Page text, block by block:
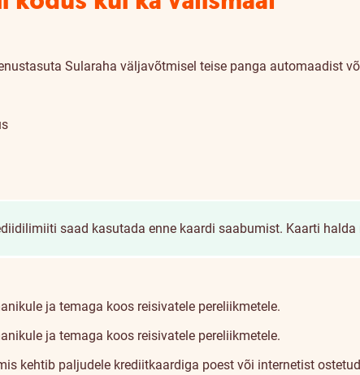
Sularaha väljavõtmisel teise panga automaadist
saad kasutada enne kaardi saabumist. Kaarti
ja temaga koos reisivatele pereliikmetele.
ja temaga koos reisivatele pereliikmetele.
kehtib paljudele krediitkaardiga poest või internetist